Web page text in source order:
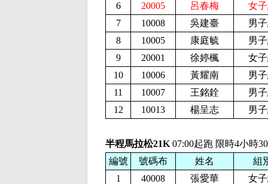
6
20005 呂春梅
女
7
10008 吳建臺
男
8
10005 康庭毓
男
9
20001 徐婷楓
女
10
10006 黃耀南
男
11
10007 王銘銓
男
12
10013 楊呈志 男
半程馬拉松21K 07:00起跑 限時4小時
編號
號碼布 姓名
組
1
40008 張愛華
女